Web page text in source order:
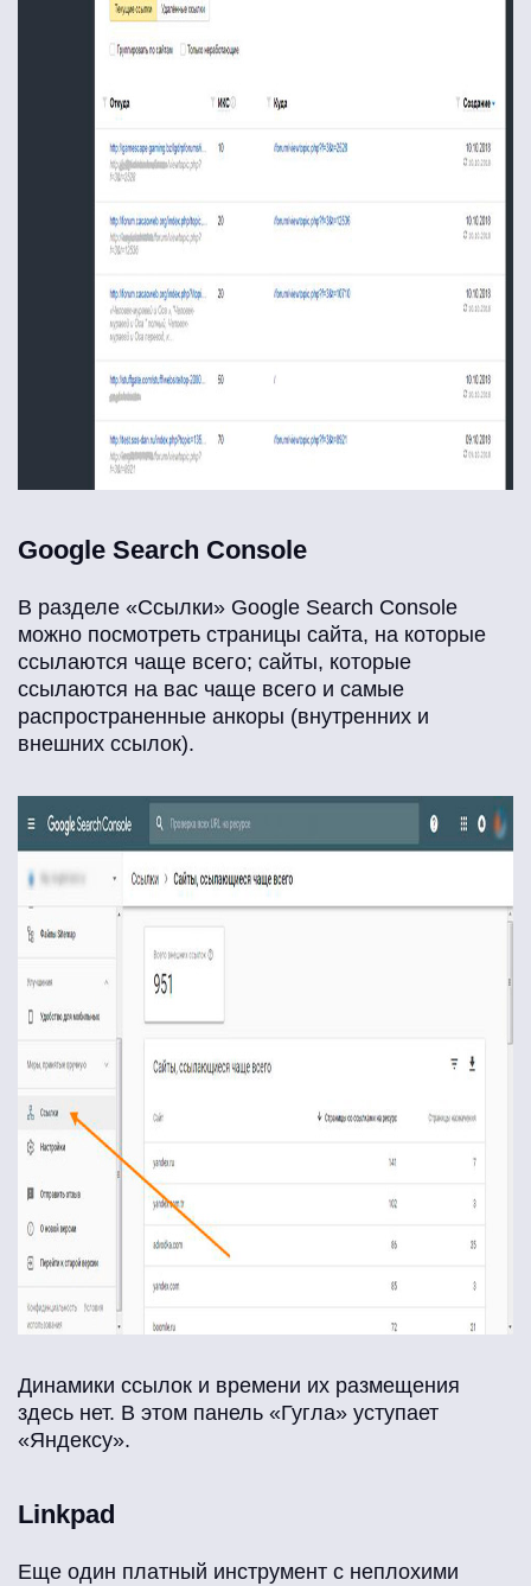
Google Search Console
В разделе «Ссылки» Google Search Console
можно посмотреть страницы сайта, на которые
ссылаются чаще всего; сайты, которые
ссылаются на вас чаще всего и самые
распространенные анкоры (внутренних и
внешних ссылок).
Динамики ссылок и времени их размещения
здесь нет. В этом панель «Гугла» уступает
«Яндексу».
Linkpad
Еще один платный инструмент с неплохими